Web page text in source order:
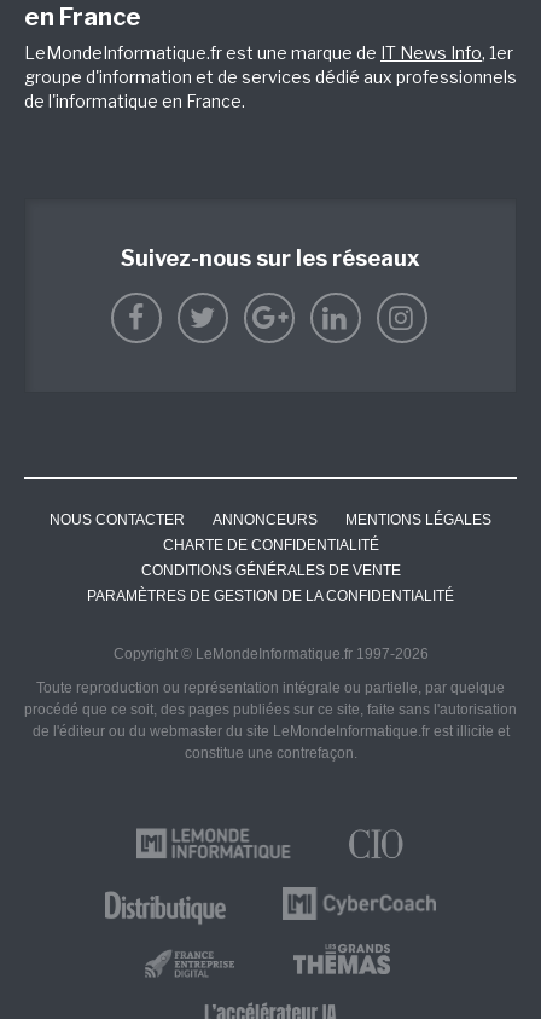
en France
LeMondeInformatique.fr est une marque de IT News Info, 1er
groupe d'information et de services dédié aux professionnels
de l'informatique en France.
Suivez-nous sur les réseaux
NOUS CONTACTER ANNONCEURS
MENTIONS LÉGALES
CHARTE DE CONFIDENTIALITÉ
CONDITIONS GÉNÉRALES DE VENTE
PARAMÈTRES DE GESTION DE LA CONFIDENTIALITÉ
Copyright © LeMondeInformatique.fr 1997-2026
Toute reproduction ou représentation intégrale ou partielle, par quelque
procédé que ce soit, des pages publiées sur ce site, faite sans l'autorisation
de l'éditeur ou du webmaster du site LeMondeInformatique.fr est illicite et
constitue une contrefaçon.